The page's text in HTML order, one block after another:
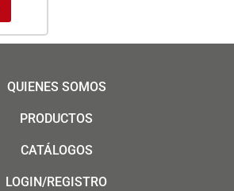
QUIENES SOMOS
PRODUCTOS
CATÁLOGOS
LOGIN/REGISTRO